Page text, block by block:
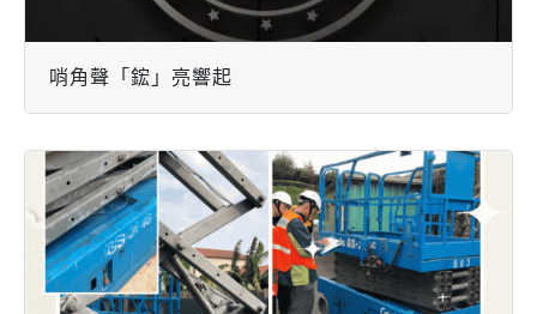
哨角聲「鋐」亮響起